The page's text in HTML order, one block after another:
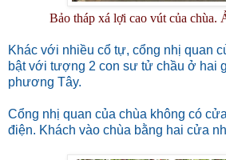
Bảo tháp xá lợi cao vút của chùa.
Khác với nhiều cổ tự, cổng nhị quan
bật với tượng 2 con sư tử chầu ở hai
phương Tây.
Cổng nhị quan của chùa không có
điện. Khách vào chùa bằng hai cửa